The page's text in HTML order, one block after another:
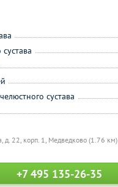
д. 22, корп. 1, Медведково (1.76 км)
сустава
+7 495 135-26-35